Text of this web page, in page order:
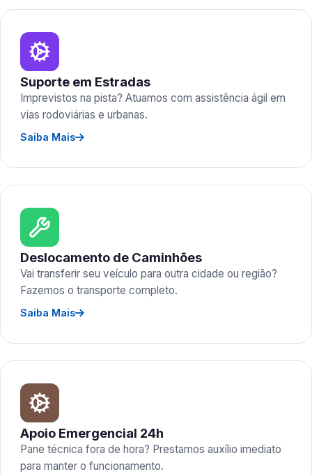
Suporte em Estradas
Imprevistos na pista? Atuamos com assistência ágil em
vias rodoviárias e urbanas.
Saiba Mais
Deslocamento de Caminhões
Vai transferir seu veículo para outra cidade ou região?
Fazemos o transporte completo.
Saiba Mais
Apoio Emergencial 24h
Pane técnica fora de hora? Prestamos auxílio imediato
para manter o funcionamento.